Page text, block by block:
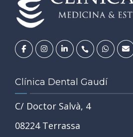
Clínica Dental Gaudí
C/ Doctor Salvà, 4
08224 Terrassa